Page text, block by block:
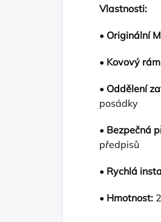
Vlastnosti:
• Originální
• Kovový
• Oddělení
posádky
• Bezpečná
předpisů
• Rychlá
• Hmotnost: